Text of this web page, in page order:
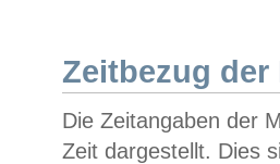
Zeitbezug der
Die Zeitangaben der
Zeit dargestellt. Dies